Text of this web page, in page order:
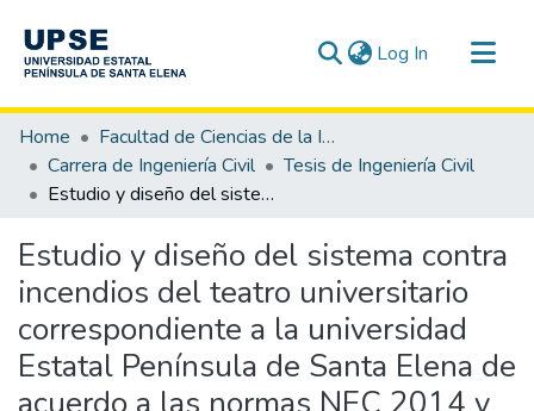
Log In (current)
Communities & Collections
All of DSpace
Statistics
Home
Facultad de Ciencias de la Ingeniería
Carrera de Ingeniería Civil
Tesis de Ingeniería Civil
Estudio y diseño del sistema contra incendios del teatro universitario correspondiente a la universidad Estatal Península de Santa Elena de acuerdo a las normas NEC 2014 y NFPA.
Estudio y diseño del sistema contra
incendios del teatro universitario
correspondiente a la universidad
Estatal Península de Santa Elena de